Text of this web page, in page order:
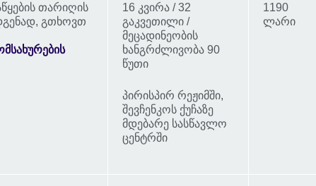
თარიღის
გთხოვთ
16 კვირა / 32
გაკვეთილი /
მეცადინეობის
ხანგრძლივობა 90
წუთი
პირისპირ რეჟიმში,
შევჩენკოს ქუჩაზე
მდებარე სასწავლო
ცენტრში
1190
ლარი